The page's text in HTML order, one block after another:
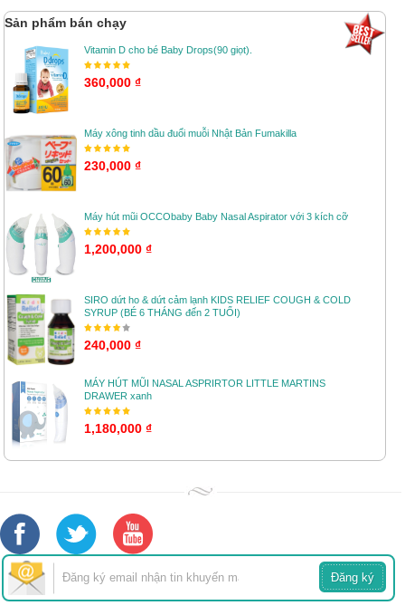
Sản phẩm bán chạy
Vitamin D cho bé Baby Drops(90 giọt).
360,000 ₫
Máy xông tinh dầu đuổi muỗi Nhật Bản Fumakilla
230,000 ₫
Máy hút mũi OCCObaby Baby Nasal Aspirator với 3 kích cỡ
1,200,000 ₫
SIRO dứt ho & dứt cảm lạnh KIDS RELIEF COUGH & COLD
SYRUP (BÉ 6 THÁNG đến 2 TUỔI)
240,000 ₫
MÁY HÚT MŨI NASAL ASPRIRTOR LITTLE MARTINS
DRAWER xanh
1,180,000 ₫